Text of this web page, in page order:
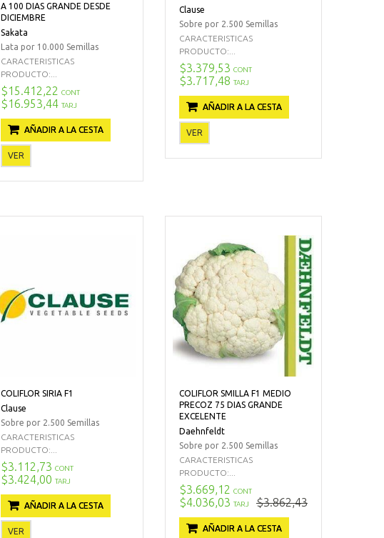
A 100 DIAS GRANDE DESDE
DICIEMBRE
Sakata
Lata por 10.000 Semillas
CARACTERISTICAS
PRODUCTO:...
$15.412,22 CONT
$16.953,44 TARJ
AÑADIR A LA CESTA
VER
Clause
Sobre por 2.500 Semillas
CARACTERISTICAS
PRODUCTO:...
$3.379,53 CONT
$3.717,48 TARJ
AÑADIR A LA CESTA
VER
COLIFLOR SIRIA F1
Clause
Sobre por 2.500 Semillas
CARACTERISTICAS
PRODUCTO:...
$3.112,73 CONT
$3.424,00 TARJ
AÑADIR A LA CESTA
VER
COLIFLOR SMILLA F1 MEDIO
PRECOZ 75 DIAS GRANDE
EXCELENTE
Daehnfeldt
Sobre por 2.500 Semillas
CARACTERISTICAS
PRODUCTO:...
$3.669,12 CONT
$4.036,03 TARJ $3.862,43
AÑADIR A LA CESTA